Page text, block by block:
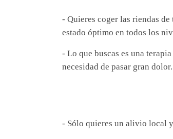
- Quieres coger las riendas
estado óptimo en todos los
- Lo que buscas es una
necesidad de pasar gran dolor.
- Sólo quieres un alivio local